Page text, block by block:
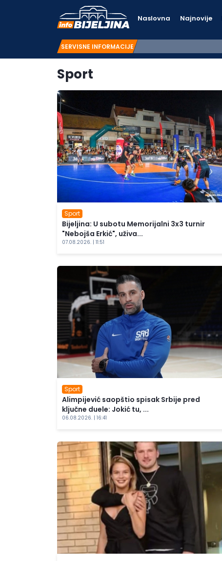
Naslovna Najnovije
SERVISNE INFORMACIJE
Sport
Sport
Bijeljina: U subotu Memorijalni 3x3 turnir
"Nebojša Erkić", uživa...
07.08.2026. | 11:51
Sport
Alimpijević saopštio spisak Srbije pred
ključne duele: Jokić tu, ...
06.08.2026. | 16:41